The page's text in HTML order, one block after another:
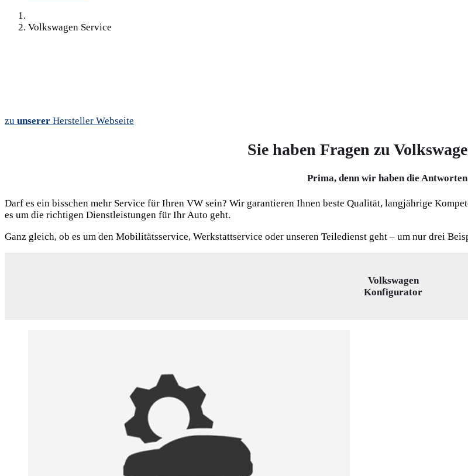
Volkswagen Service
zu unserer Hersteller Webseite
Sie haben Fragen zu
Prima, denn wir haben die
Darf es ein bisschen mehr Service für Ihren VW sein? Wir garantieren Ihnen beste Qualität, langjährige
es um die richtigen Dienstleistungen für Ihr Auto geht.
Ganz gleich, ob es um den Mobilitätsservice, Werkstattservice oder unseren Teiledienst geht – um nur drei
Volkswagen
Konfigurator